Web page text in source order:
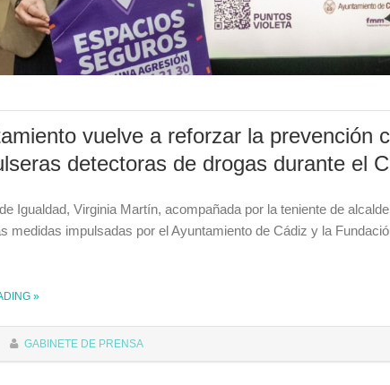
vuelve a reforzar la prevención
detectoras de drogas durante el
GABINETE DE PRENSA
Igualdad, Virginia Martín, acompañada por la teniente de
medidas impulsadas por el Ayuntamiento de Cádiz y la
THE "EL AYUNTAMIENTO VUELVE A REFORZAR LA PREVENCIÓN CONTRA LA SUMISIÓN QUÍMICA CON 3.000 PULSERAS DETECTORAS DE DROGAS DURANTE EL CARNAVAL"
»